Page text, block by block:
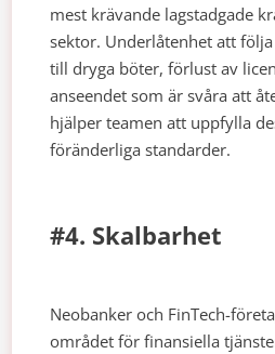
mest krävande lagstadgade
sektor. Underlåtenhet att
till dryga böter, förlust av
anseendet som är svåra att
hjälper teamen att uppfylla
föränderliga standarder.
#4. Skalbarhet
Neobanker och FinTech-
området för finansiella